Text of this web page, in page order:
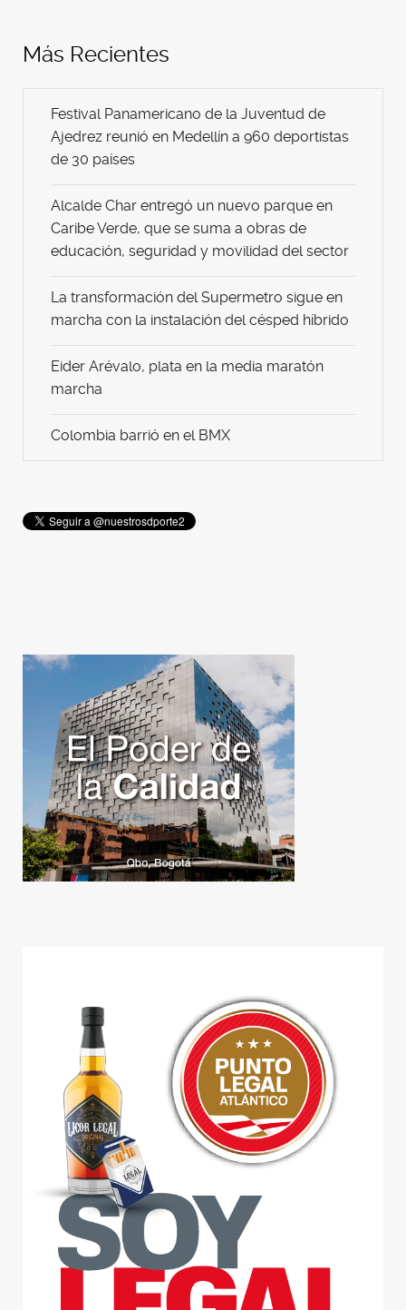
Más Recientes
Festival Panamericano de la Juventud de
Ajedrez reunió en Medellín a 960 deportistas
de 30 países
Alcalde Char entregó un nuevo parque en
Caribe Verde, que se suma a obras de
educación, seguridad y movilidad del sector
La transformación del Supermetro sigue en
marcha con la instalación del césped híbrido
Eider Arévalo, plata en la media maratón
marcha
Colombia barrió en el BMX